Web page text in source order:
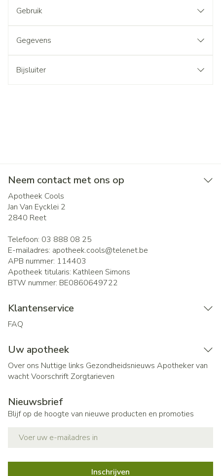
Gebruik
Gegevens
Bijsluiter
Neem contact met ons op
Apotheek Cools
Jan Van Eycklei 2
2840 Reet
Telefoon: 03 888 08 25
E-mailadres: apotheek.cools@telenet.be
APB nummer: 114403
Apotheek titularis: Kathleen Simons
BTW nummer: BE0860649722
Klantenservice
FAQ
Uw apotheek
Over ons Nuttige links Gezondheidsnieuws Apotheker van
wachtVoorschrift Zorgtarieven
Nieuwsbrief
Blijf op de hoogte van nieuwe producten en promoties
Inschrijven